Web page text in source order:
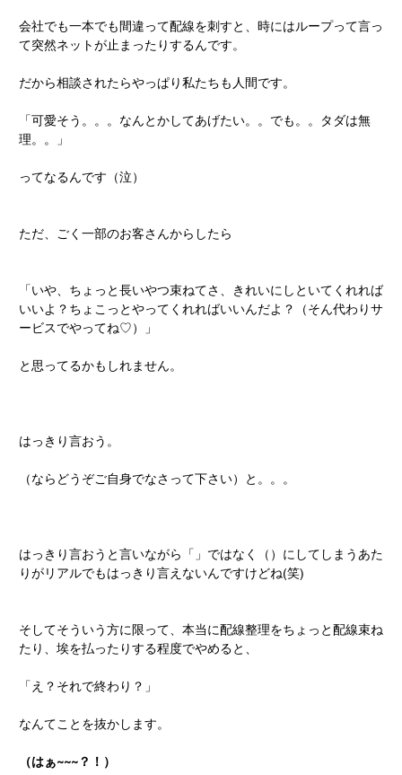
会社でも一本でも間違って配線を刺すと、時にはループって言っ
て突然ネットが止まったりするんです。
だから相談されたらやっぱり私たちも人間です。
「可愛そう。。。なんとかしてあげたい。。でも。。タダは無
理。。」
ってなるんです（泣）
ただ、ごく一部のお客さんからしたら
「いや、ちょっと長いやつ束ねてさ、きれいにしといてくれれば
いいよ？ちょこっとやってくれればいいんだよ？（そん代わりサ
ービスでやってね♡）」
と思ってるかもしれません。
はっきり言おう。
（ならどうぞご自身でなさって下さい）と。。。
はっきり言おうと言いながら「」ではなく（）にしてしまうあた
りがリアルでもはっきり言えないんですけどね(笑)
そしてそういう方に限って、本当に配線整理をちょっと配線束ね
たり、埃を払ったりする程度でやめると、
「え？それで終わり？」
なんてことを抜かします。
（はぁ~~~？！）